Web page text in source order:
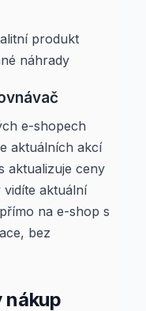
produkt
náhrady
e-shopech
aktuálních akcí
aktualizuje ceny
aktuální
na e-shop s
bez
nákup